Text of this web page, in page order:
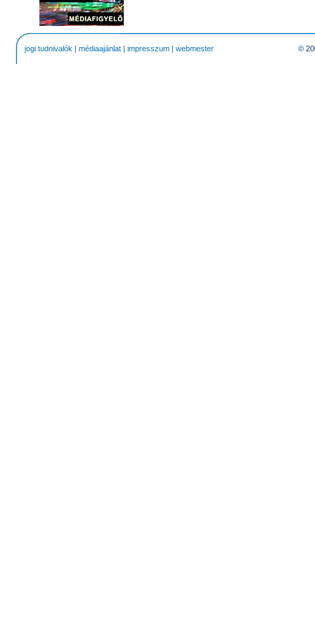
jogi tudnivalók | médiaajánlat | impresszum | webmester ©